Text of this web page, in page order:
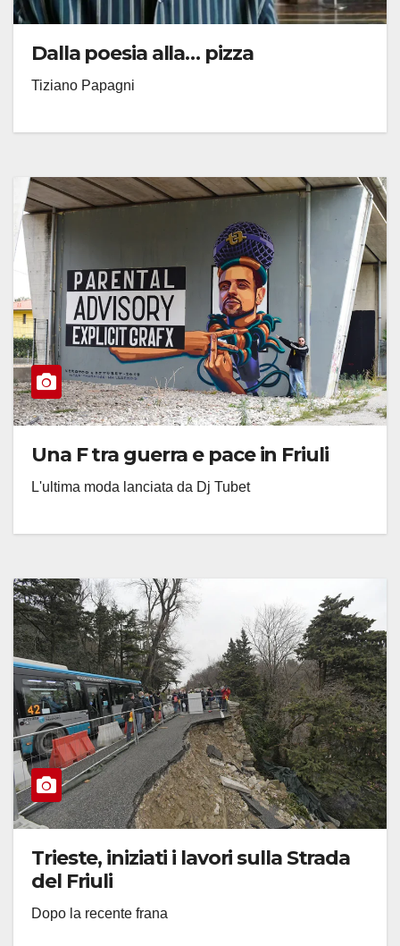
Dalla poesia alla… pizza
Tiziano Papagni
Una F tra guerra e pace in Friuli
L'ultima moda lanciata da Dj Tubet
Trieste, iniziati i lavori sulla Strada
del Friuli
Dopo la recente frana